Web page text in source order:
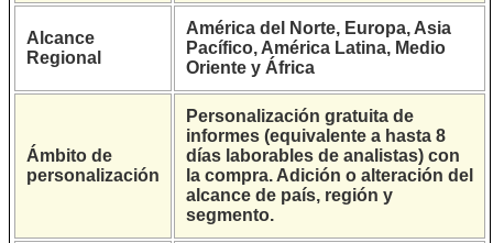
Alcance
Regional
América del Norte, Europa, Asia
Pacífico, América Latina, Medio
Oriente y África
Ámbito de
personalización
Personalización gratuita de
informes (equivalente a hasta 8
días laborables de analistas) con
la compra. Adición o alteración del
alcance de país, región y
segmento.